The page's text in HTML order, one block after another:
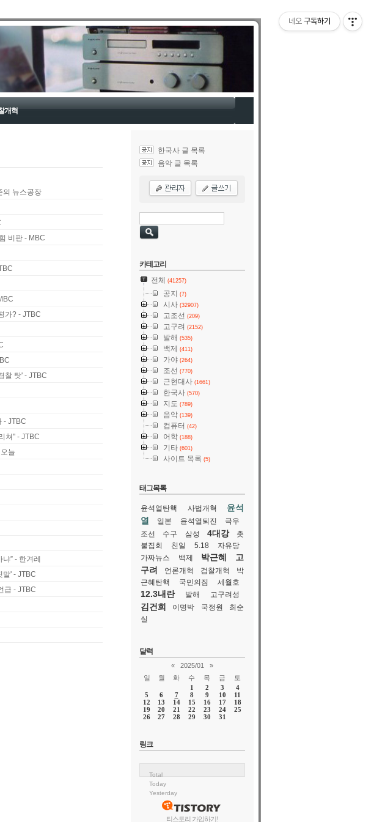
개혁
의 뉴스공장
비판 - MBC
가? - JTBC
찰 탓' - JTBC
- JTBC
쳐" - JTBC
늘
” - 한겨레
말' - JTBC
급 - JTBC
한국사 글 목록
음악 글 목록
카테고리
전체
(41257)
공지 (7)
시사 (32907)
고조선 (209)
고구려 (2152)
발해 (535)
백제 (411)
가야 (264)
조선 (770)
근현대사 (1661)
한국사 (570)
지도 (789)
음악 (139)
컴퓨터 (42)
어학 (188)
기타 (601)
사이트 목록 (5)
태그목록
윤석열탄핵 사법개혁
윤석
열
일본 윤석열퇴진
극우
조선
수구 삼성 4대강
촛
불집회
친일 5.18
자유당
가짜뉴스
백제 박근혜
고
구려
언론개혁 검찰개혁
박
근혜탄핵
국민의짐 세월호
12.3내란 발해 고구려성
김건희 이명박 국정원
최순
실
달력
« 2025/01
»
일
월 화 수 목 금
토
1
2 3
4
5
6 7 8 9 10
11
12
13 14 15 16 17
18
19
20 21 22 23 24
25
26
27 28 29 30 31
링크
Total
Today
Yesterday
티스토리 가입하기!
네오 구독하기